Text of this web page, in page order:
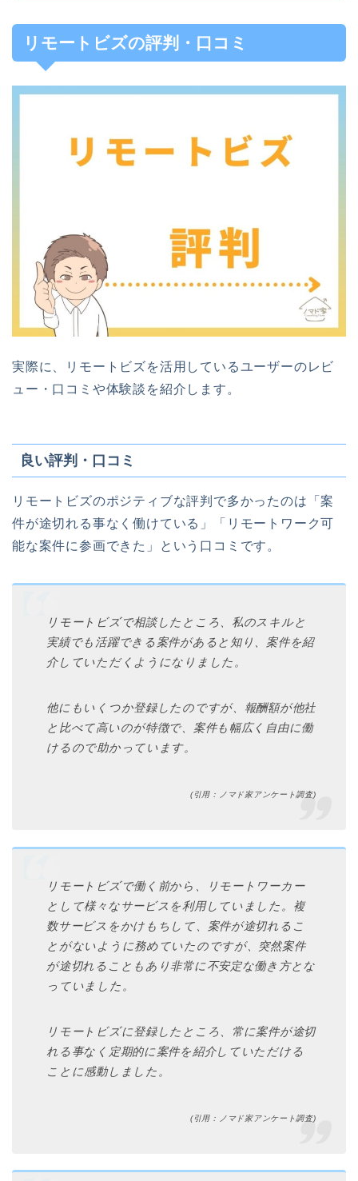
リモートビズの評判・口コミ
実際に、リモートビズを活用しているユーザーのレビ
ュー・口コミや体験談を紹介します。
良い評判・口コミ
リモートビズのポジティブな評判で多かったのは「案
件が途切れる事なく働けている」「リモートワーク可
能な案件に参画できた」という口コミです。
リモートビズで相談したところ、私のスキルと
実績でも活躍できる案件があると知り、案件を紹
介していただくようになりました。
他にもいくつか登録したのですが、報酬額が他社
と比べて高いのが特徴で、案件も幅広く自由に働
けるので助かっています。
(引用：ノマド家アンケート調査)
リモートビズで働く前から、リモートワーカー
として様々なサービスを利用していました。複
数サービスをかけもちして、案件が途切れるこ
とがないように務めていたのですが、突然案件
が途切れることもあり非常に不安定な働き方とな
っていました。
リモートビズに登録したところ、常に案件が途切
れる事なく定期的に案件を紹介していただける
ことに感動しました。
(引用：ノマド家アンケート調査)